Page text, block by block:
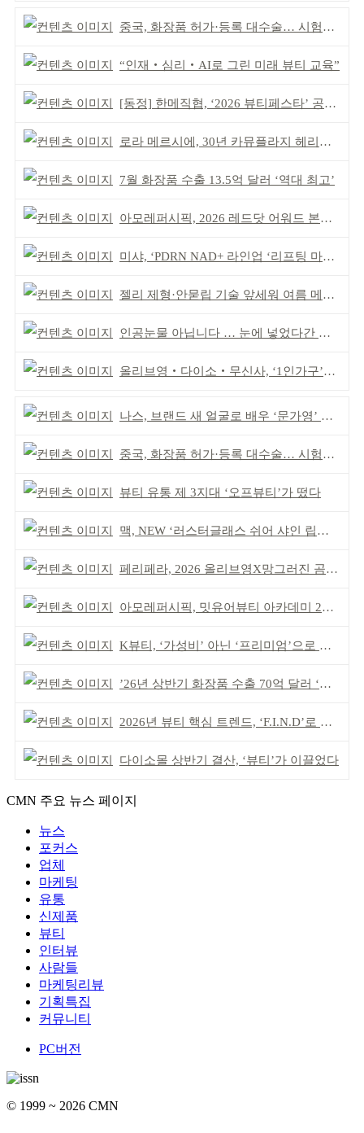
중국, 화장품 허가·등록 대수술… 시험자료 공용 허용
“인재‧심리‧AI로 그린 미래 뷰티 교육”
[동정] 한메직협, ‘2026 뷰티페스타’ 공동 주최
로라 메르시에, 30년 카뮤플라지 헤리티지 담아
7월 화장품 수출 13.5억 달러 ‘역대 최고’
아모레퍼시픽, 2026 레드닷 어워드 본상 2개 수상
미샤, ‘PDRN NAD+ 라인업 ‘리프팅 마스크’ 출시
젤리 제형·안묻립 기술 앞세워 여름 메이크업 시장 공략
인공눈물 아닙니다 … 눈에 넣었다간 각막 손상
올리브영‧다이소‧무신사, ‘1인가구’가 이끈다
나스, 브랜드 새 얼굴로 배우 ‘문가영’ 발탁
중국, 화장품 허가·등록 대수술… 시험자료 공용 허용
뷰티 유통 제 3지대 ‘오프뷰티’가 떴다
맥, NEW ‘러스터글래스 쉬어 샤인 립스틱’ 출시
페리페라, 2026 올리브영X망그러진 곰 콜라보
아모레퍼시픽, 밋유어뷰티 아카데미 2기 발대식
K뷰티, ‘가성비’ 아닌 ‘프리미엄’으로 승부걸어야
’26년 상반기 화장품 수출 70억 달러 ‘역대 최고’
2026년 뷰티 핵심 트렌드, ‘F.I.N.D’로 읽는다
다이소몰 상반기 결산, ‘뷰티’가 이끌었다
CMN 주요 뉴스 페이지
뉴스
포커스
업체
마케팅
유통
신제품
뷰티
인터뷰
사람들
마케팅리뷰
기획특집
커뮤니티
PC버전
© 1999 ~ 2026 CMN